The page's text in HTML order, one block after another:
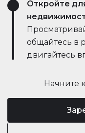
Начните
Откройте
общайтесь в
двигайтесь